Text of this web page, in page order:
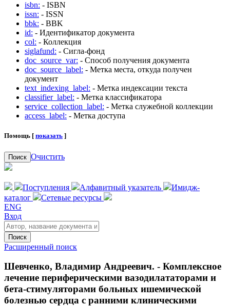
isbn: - ISBN
issn: - ISSN
bbk: - BBK
id: - Идентификатор документа
col: - Коллекция
siglafund: - Сигла-фонд
doc_source_var: - Способ получения документа
doc_source_label: - Метка места, откуда получен
документ
text_indexing_label: - Метка индексации текста
classifier_label: - Метка классификатора
service_collection_label: - Метка служебной коллекции
access_label: - Метка доступа
Помощь [ показать ]
Поиск Очистить
Поступления Алфавитный указатель
Имидж-
каталог
Сетевые ресурсы
ENG
Вход
Поиск
Расширенный поиск
Шевченко, Владимир Андреевич. - Комплексное
лечение периферическими вазодилататорами и
бета-стимуляторами больных ишемической
болезнью сердца с ранними клиническими